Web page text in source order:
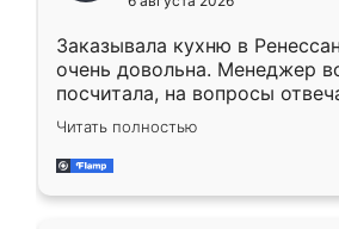
мебели буду заказывать
Заказывала кухню в
очень довольна. Менеджер
посчитала, на вопросы
Замерщик приехал в
делу со всей
за день, ребята работали
Читать полностью